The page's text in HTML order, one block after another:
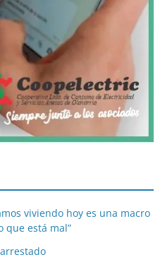
viviendo hoy es una macro
que está mal”